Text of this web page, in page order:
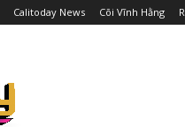
Calitoday News Cõi Vĩnh Hằng